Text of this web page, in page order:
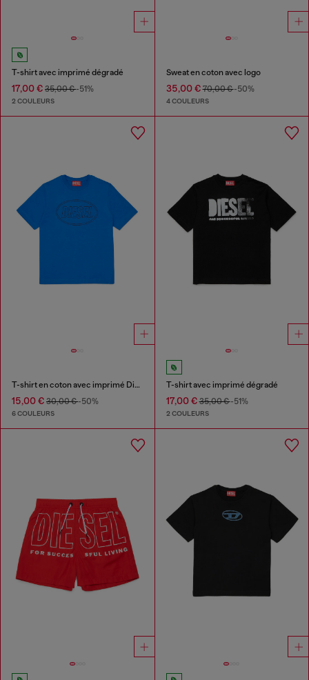
T-shirt avec imprimé dégradé
17,00 € 35,00 €-51%
2 COULEURS
Sweat en coton avec logo
35,00 €70,00 €-50%
4 COULEURS
T-shirt en coton avec imprimé Diesel
15,00 € 30,00 €-50%
6 COULEURS
T-shirt avec imprimé dégradé
17,00 €35,00 €-51%
2 COULEURS